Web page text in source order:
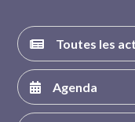
Toutes les
Agenda